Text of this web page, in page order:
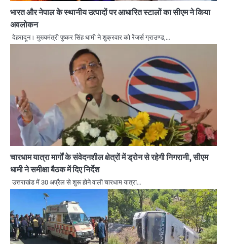
भारत और नेपाल के स्थानीय उत्पादों पर आधारित स्टालों का सीएम ने किया
अवलोकन
देहरादून। मुख्यमंत्री पुष्कर सिंह धामी ने शुक्रवार को रेंजर्स ग्राउण्ड,…
चारधाम यात्रा मार्गों के संवेदनशील क्षेत्रों में ड्रोन से रहेगी निगरानी, सीएम
धामी ने समीक्षा बैठक में दिए निर्देश
उत्तराखंड में 30 अप्रैल से शुरू होने वाली चारधाम यात्रा…